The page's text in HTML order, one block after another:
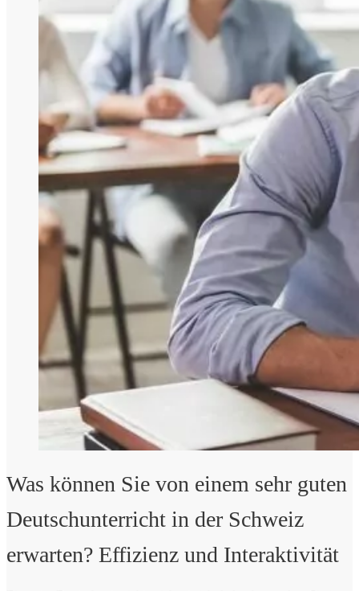
Was können Sie von einem sehr guten
Deutschunterricht in der Schweiz
erwarten? Effizienz und Interaktivität